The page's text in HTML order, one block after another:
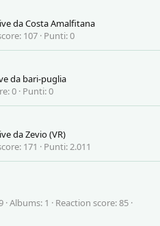
daCosta Amalfitana
107 Punti 0
da bari-puglia
0 Punti 0
daZevio (VR)
171 Punti 2.011
Albums 1 Reaction score 85